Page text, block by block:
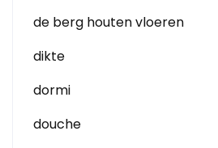
de berg houten vloeren
dikte
dormi
douche